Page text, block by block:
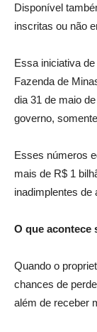
Disponível
inscritas ou não
Essa iniciativa
Fazenda de
dia 31 de maio
governo,
Esses números
mais de R$ 1
inadimplentes de
O que acontece
Quando o
chances de
além de receber